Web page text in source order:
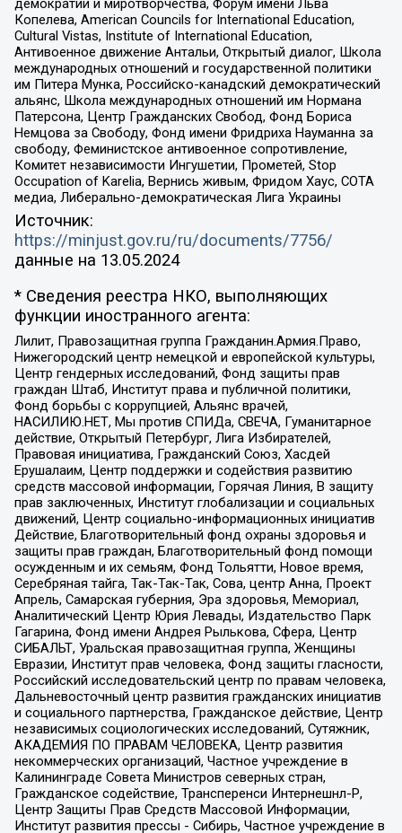
демократии и миротворчества, Форум имени Льва
Копелева, American Councils for International Education,
Cultural Vistas, Institute of International Education,
Антивоенное движение Антальи, Открытый диалог, Школа
международных отношений и государственной политики
им Питера Мунка, Российско-канадский демократический
альянс, Школа международных отношений им Нормана
Патерсона, Центр Гражданских Свобод, Фонд Бориса
Немцова за Свободу, Фонд имени Фридриха Науманна за
свободу, Феминистское антивоенное сопротивление,
Комитет независимости Ингушетии, Прометей, Stop
Occupation of Karelia, Вернись живым, Фридом Хаус, СОТА
медиа, Либерально-демократическая Лига Украины
Источник:
https://minjust.gov.ru/ru/documents/7756/
данные на 13.05.2024
* Сведения реестра НКО, выполняющих
функции иностранного агента:
Лилит, Правозащитная группа Гражданин.Армия.Право,
Нижегородский центр немецкой и европейской культуры,
Центр гендерных исследований, Фонд защиты прав
граждан Штаб, Институт права и публичной политики,
Фонд борьбы с коррупцией, Альянс врачей,
НАСИЛИЮ.НЕТ, Мы против СПИДа, СВЕЧА, Гуманитарное
действие, Открытый Петербург, Лига Избирателей,
Правовая инициатива, Гражданский Союз, Хасдей
Ерушалаим, Центр поддержки и содействия развитию
средств массовой информации, Горячая Линия, В защиту
прав заключенных, Институт глобализации и социальных
движений, Центр социально-информационных инициатив
Действие, Благотворительный фонд охраны здоровья и
защиты прав граждан, Благотворительный фонд помощи
осужденным и их семьям, Фонд Тольятти, Новое время,
Серебряная тайга, Так-Так-Так, Сова, центр Анна, Проект
Апрель, Самарская губерния, Эра здоровья, Мемориал,
Аналитический Центр Юрия Левады, Издательство Парк
Гагарина, Фонд имени Андрея Рылькова, Сфера, Центр
СИБАЛЬТ, Уральская правозащитная группа, Женщины
Евразии, Институт прав человека, Фонд защиты гласности,
Российский исследовательский центр по правам человека,
Дальневосточный центр развития гражданских инициатив
и социального партнерства, Гражданское действие, Центр
независимых социологических исследований, Сутяжник,
АКАДЕМИЯ ПО ПРАВАМ ЧЕЛОВЕКА, Центр развития
некоммерческих организаций, Частное учреждение в
Калининграде Совета Министров северных стран,
Гражданское содействие, Трансперенси Интернешнл-Р,
Центр Защиты Прав Средств Массовой Информации,
Институт развития прессы - Сибирь, Частное учреждение в